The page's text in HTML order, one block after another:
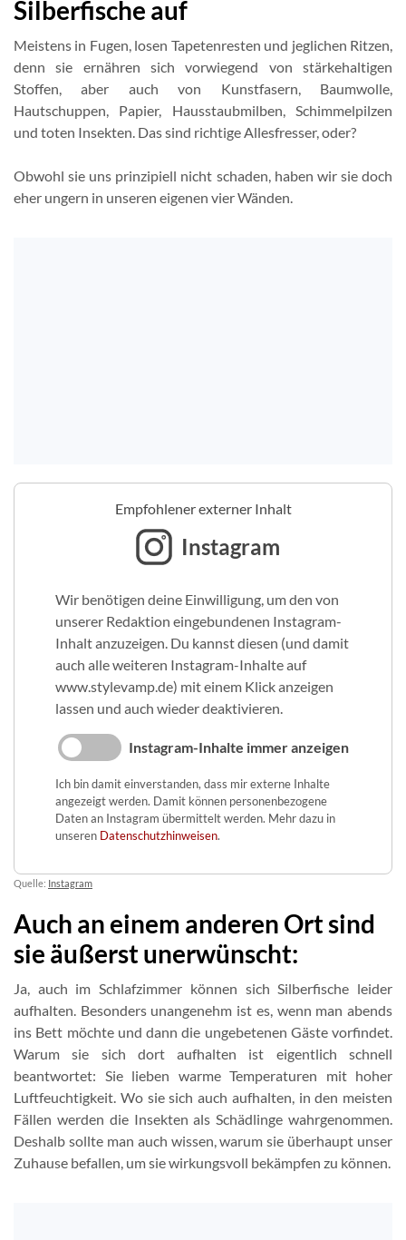
Silberfische auf
Meistens in Fugen, losen Tapetenresten und jeglichen Ritzen,
denn sie ernähren sich vorwiegend von stärkehaltigen
Stoffen, aber auch von Kunstfasern, Baumwolle,
Hautschuppen, Papier, Hausstaubmilben, Schimmelpilzen
und toten Insekten. Das sind richtige Allesfresser, oder?
Obwohl sie uns prinzipiell nicht schaden, haben wir sie doch
eher ungern in unseren eigenen vier Wänden.
Empfohlener externer Inhalt
Instagram
Wir benötigen deine Einwilligung, um den von
unserer Redaktion eingebundenen Instagram-
Inhalt anzuzeigen. Du kannst diesen (und damit
auch alle weiteren Instagram-Inhalte auf
www.stylevamp.de) mit einem Klick anzeigen
lassen und auch wieder deaktivieren.
Instagram-Inhalte immer anzeigen
Ich bin damit einverstanden, dass mir externe Inhalte
angezeigt werden. Damit können personenbezogene
Daten an Instagram übermittelt werden. Mehr dazu in
unseren Datenschutzhinweisen.
Quelle: Instagram
Auch an einem anderen Ort sind
sie äußerst unerwünscht:
Ja, auch im Schlafzimmer können sich Silberfische leider
aufhalten. Besonders unangenehm ist es, wenn man abends
ins Bett möchte und dann die ungebetenen Gäste vorfindet.
Warum sie sich dort aufhalten ist eigentlich schnell
beantwortet: Sie lieben warme Temperaturen mit hoher
Luftfeuchtigkeit. Wo sie sich auch aufhalten, in den meisten
Fällen werden die Insekten als Schädlinge wahrgenommen.
Deshalb sollte man auch wissen, warum sie überhaupt unser
Zuhause befallen, um sie wirkungsvoll bekämpfen zu können.